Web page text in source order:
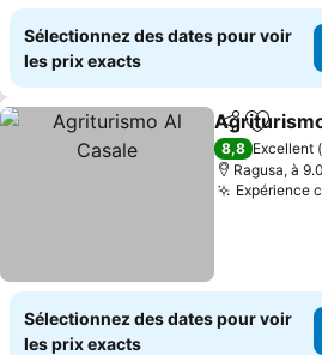
Sélectionnez des dates pour voir
les prix exacts
Partager
8,8 Excellent
Ragusa, à
Expérience
Sélectionnez des dates pour voir
les prix exacts